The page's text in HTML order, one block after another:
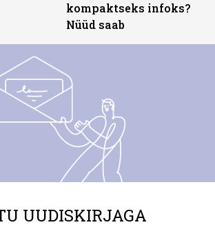
kompaktseks infoks?
Nüüd saab
UUDISKIRJAGA